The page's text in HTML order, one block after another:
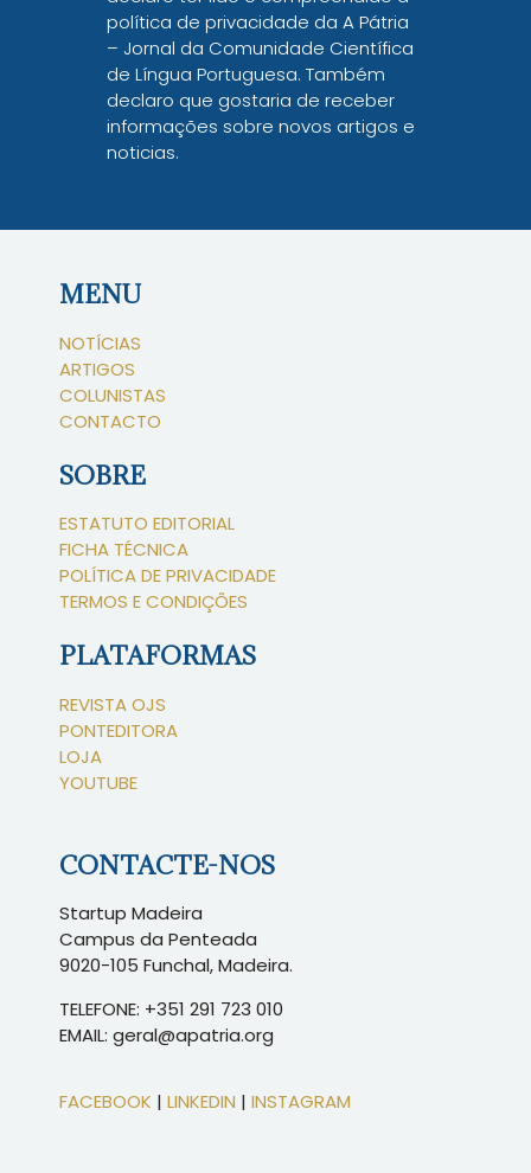
política de privacidade da A Pátria
– Jornal da Comunidade Científica
de Língua Portuguesa. Também
declaro que gostaria de receber
informações sobre novos artigos e
noticias.
MENU
NOTÍCIAS
ARTIGOS
COLUNISTAS
CONTACTO
SOBRE
ESTATUTO EDITORIAL
FICHA TÉCNICA
POLÍTICA DE PRIVACIDADE
TERMOS E CONDIÇÕES
PLATAFORMAS
REVISTA OJS
PONTEDITORA
LOJA
YOUTUBE
CONTACTE-NOS
Startup Madeira
Campus da Penteada
9020-105 Funchal, Madeira.
TELEFONE: +351 291 723 010
EMAIL: geral@apatria.org
FACEBOOK | LINKEDIN | INSTAGRAM